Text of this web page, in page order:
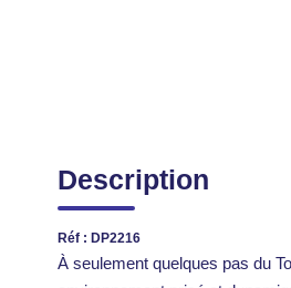
Description
Réf : DP2216
À seulement quelques pas du